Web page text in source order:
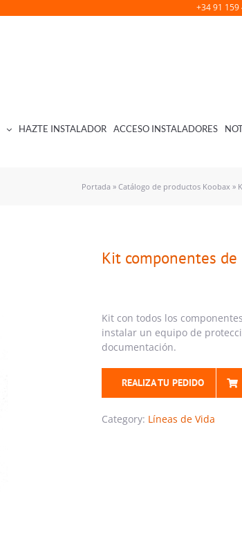
+34 91 159
HAZTE INSTALADOR ACCESO INSTALADORES
Portada » Catálogo de productos Koobax »
Kit componentes
Kit con todos los
instalar un equipo de
documentación.
REALIZA TU PEDIDO
Category: Líneas de Vida